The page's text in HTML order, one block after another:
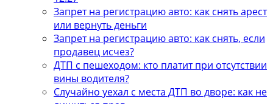
Запрет на регистрацию авто: как снять арест
или вернуть деньги
Запрет на регистрацию авто: как снять, если
продавец исчез?
ДТП с пешеходом: кто платит при отсутствии
вины водителя?
Случайно уехал с места ДТП во дворе: как не